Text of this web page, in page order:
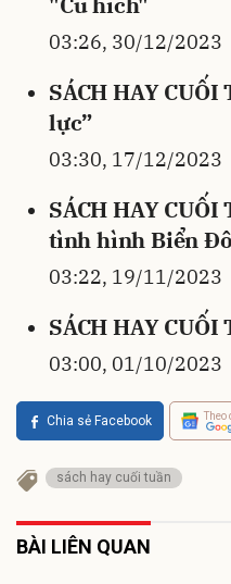
03:26, 30/12/2023
SÁCH HAY
lực”
03:30, 17/12/2023
SÁCH HAY
tình hình Biển
03:22, 19/11/2023
SÁCH HAY
03:00, 01/10/2023
Chia sẻ Facebook Theo
sách hay cuối tuần
BÀI LIÊN QUAN